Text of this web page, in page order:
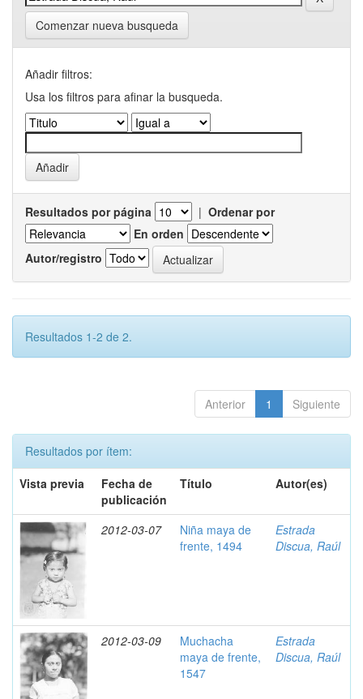
Comenzar nueva busqueda
Añadir filtros:
Usa los filtros para afinar la busqueda.
Resultados por página | Ordenar por
En orden
Autor/registro
Resultados 1-2 de 2.
Anterior 1 Siguiente
Resultados por ítem:
Vista previa
Fecha de
publicación
Título Autor(es)
2012-03-07
Niña maya de
frente, 1494
Estrada
Discua, Raúl
2012-03-09
Muchacha
maya de frente,
1547
Estrada
Discua, Raúl